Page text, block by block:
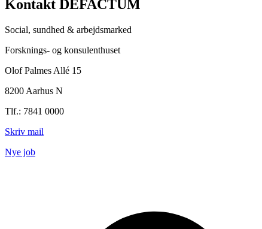
Kontakt DEFACTUM
Social, sundhed & arbejdsmarked
Forsknings- og konsulenthuset
Olof Palmes Allé 15
8200 Aarhus N
Tlf.: 7841 0000
Skriv mail
Nye job